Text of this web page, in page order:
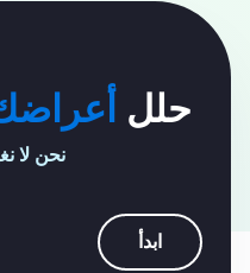
حللأعراضك
نحن لا